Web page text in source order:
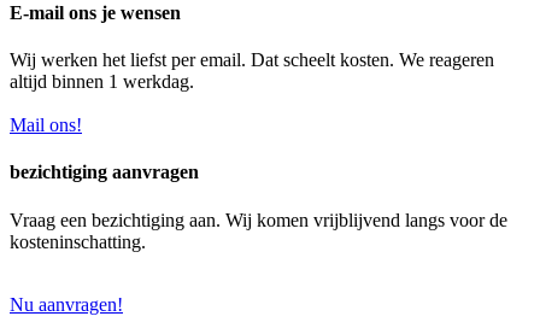
E-mail ons je wensen
Wij werken het liefst per email. Dat scheelt kosten. We reageren
altijd binnen 1 werkdag.
Mail ons!
bezichtiging aanvragen
Vraag een bezichtiging aan. Wij komen vrijblijvend langs voor de
kosteninschatting.
Nu aanvragen!